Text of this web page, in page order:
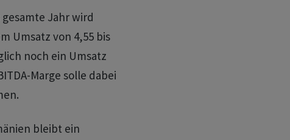
Jahr wird
Umsatz von 4,55 bis
noch ein Umsatz
Marge solle dabei
bleibt ein